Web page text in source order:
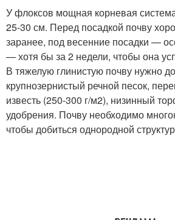
У флоксов мощная корневая
25-30 см. Перед посадкой почву
заранее, под весенние посадки —
— хотя бы за 2 недели, чтобы она
В тяжелую глинистую почву нужно
крупнозернистый речной песок,
известь (250-300 г/м2), низинный
удобрения. Почву необходимо
чтобы добиться однородной